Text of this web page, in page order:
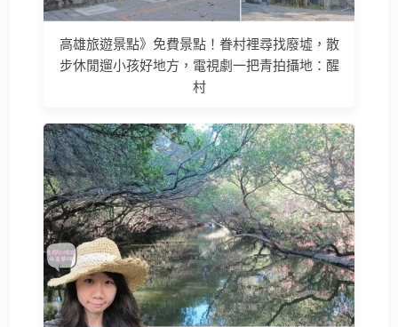
高雄旅遊景點》免費景點！眷村裡尋找廢墟，散
步休閒遛小孩好地方，電視劇一把青拍攝地：醒
村